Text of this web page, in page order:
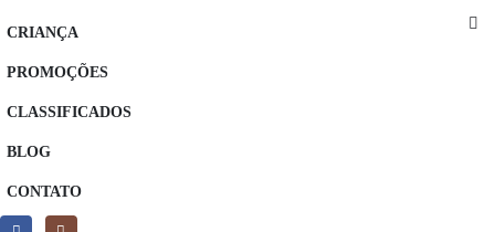
CRIANÇA
PROMOÇÕES
CLASSIFICADOS
BLOG
CONTATO